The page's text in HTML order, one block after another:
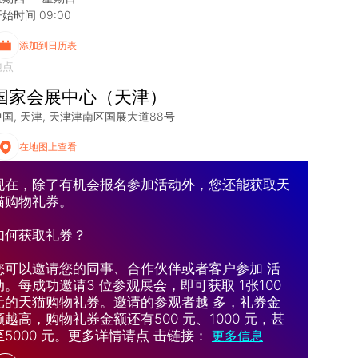
始时间 09:00
添加到日历表
家会展中心（天津）
天津 天津津南区国展大道88号
在地图上查看
在，除了有机会报名参加活动外，您还能获取天
购物礼券。
何获取礼券？
可以邀请您的同事、合作伙伴或者客户参加 活
。每成功邀请3 位参观展会，即可获取 1张100
的天猫购物礼券。邀请的参观者越 多，礼券金
越高，购物礼券金额还有500 元、1000 元，甚
5000 元。更多详情请点 击链接： 更多信息